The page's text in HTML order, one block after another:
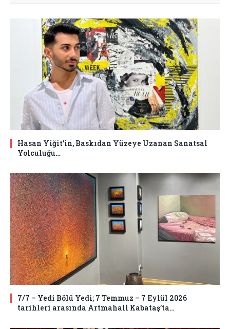
Hasan Yiğit’in, Baskıdan Yüzeye Uzanan Sanatsal
Yolculuğu…
7/7 – Yedi Bölü Yedi; 7 Temmuz – 7 Eylül 2026
tarihleri arasında Artmahall Kabataş’ta…